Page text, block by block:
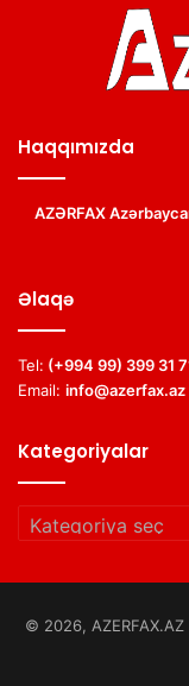
Haqqımızda
AZƏRFAX
Əlaqə
Tel: (+994 99) 399 31
Email: info@azerfax.az
Kategoriyalar
Kategoriyalar
© 2026,